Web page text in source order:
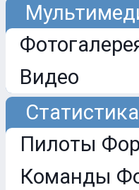
Видео
Статистика
Пилоты
Команды